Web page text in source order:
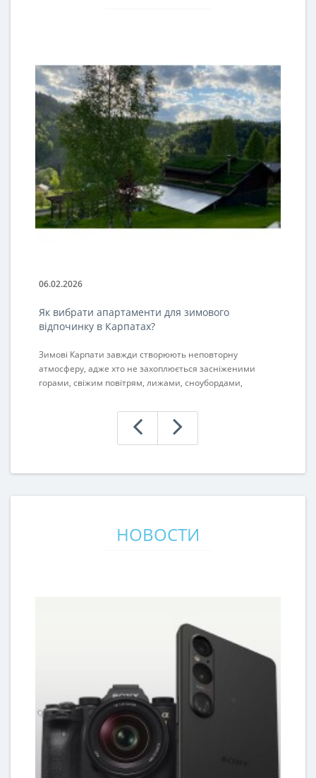
06.02.2026
Як вибрати апартаменти для зимового
відпочинку в Карпатах?
Зимові Карпати завжди створюють неповторну
атмосферу, адже хто не захоплюється засніженими
горами, свіжим повітрям, лижами, сноубордами,
панорамних вікон? Важливо зазначити, що якість
НОВОСТИ